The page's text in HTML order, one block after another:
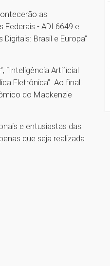
as
- ADI 6649 e
Brasil e Europa”
“Inteligência Artificial
Eletrônica”. Ao final
do Mackenzie
e entusiastas das
que seja realizada